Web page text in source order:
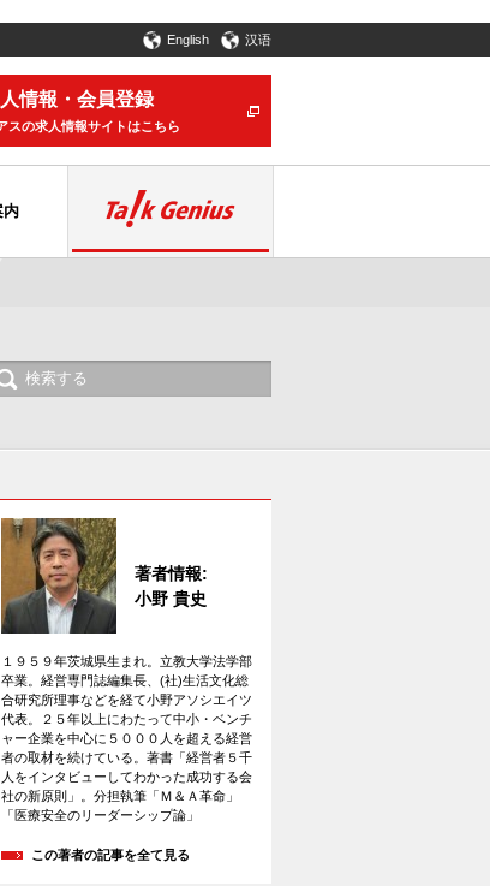
内
English 汉语
情報・会員登録
スの求人情報サイトはこちら
著者情報:
小野 貴史
１９５９年茨城県生まれ。立教大学法学部
卒業。経営専門誌編集長、(社)生活文化総
合研究所理事などを経て小野アソシエイツ
代表。２５年以上にわたって中小・ベンチ
ャー企業を中心に５０００人を超える経営
者の取材を続けている。著書「経営者５千
人をインタビューしてわかった成功する会
社の新原則」。分担執筆「Ｍ＆Ａ革命」
「医療安全のリーダーシップ論」
この著者の記事を全て見る